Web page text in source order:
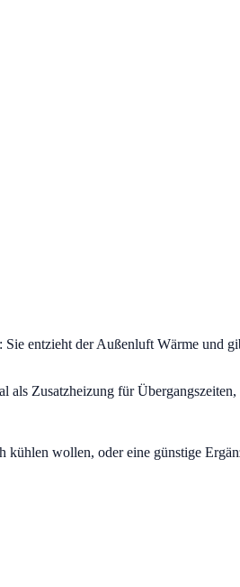
entzieht der Außenluft Wärme und
Zusatzheizung für
wollen, oder eine günstige